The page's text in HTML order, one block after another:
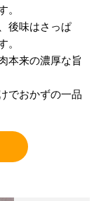
後味はさっぱ
本来の濃厚な旨
でおかずの一品